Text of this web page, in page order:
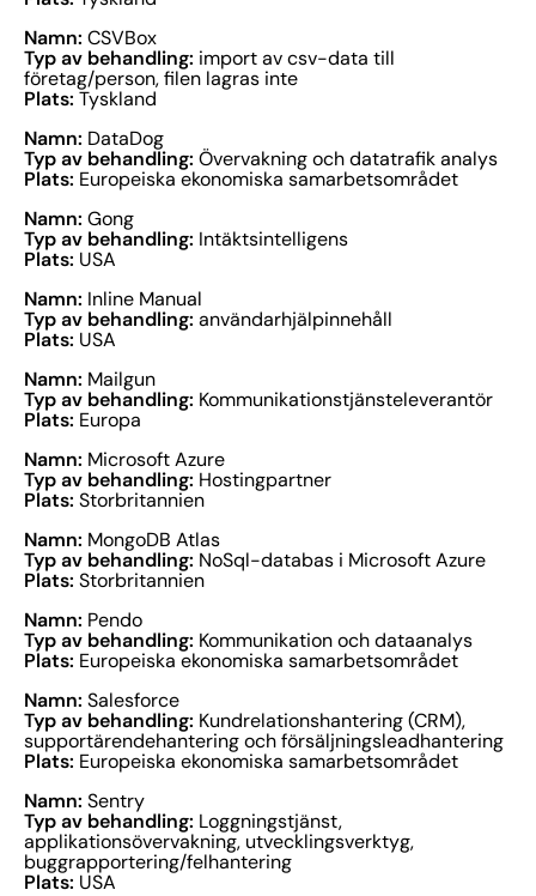
Namn: CSVBox
Typ av behandling: import av csv-data till
företag/person, filen lagras inte
Plats: Tyskland
Namn: DataDog
Typ av behandling: Övervakning och datatrafik analys
Plats: Europeiska ekonomiska samarbetsområdet
Namn: Gong
Typ av behandling: Intäktsintelligens
Plats: USA
Namn: Inline Manual
Typ av behandling: användarhjälpinnehåll
Plats: USA
Namn: Mailgun
Typ av behandling: Kommunikationstjänsteleverantör
Plats: Europa
Namn: Microsoft Azure
Typ av behandling: Hostingpartner
Plats: Storbritannien
Namn: MongoDB Atlas
Typ av behandling: NoSql-databas i Microsoft Azure
Plats: Storbritannien
Namn: Pendo
Typ av behandling: Kommunikation och dataanalys
Plats: Europeiska ekonomiska samarbetsområdet
Namn: Salesforce
Typ av behandling: Kundrelationshantering (CRM),
supportärendehantering och försäljningsleadhantering
Plats: Europeiska ekonomiska samarbetsområdet
Namn: Sentry
Typ av behandling: Loggningstjänst,
applikationsövervakning, utvecklingsverktyg,
buggrapportering/felhantering
Plats: USA